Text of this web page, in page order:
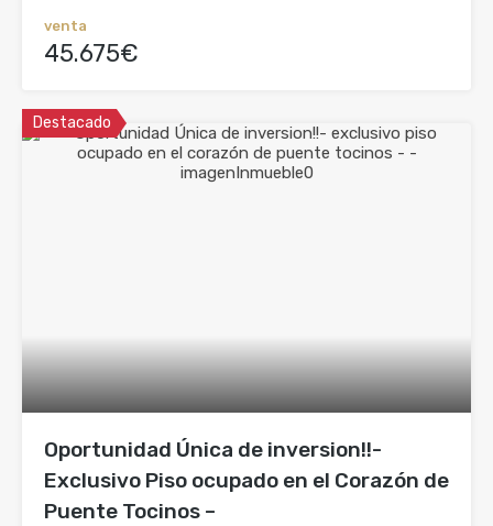
venta
45.675€
Destacado
Oportunidad Única de inversion!!-
Exclusivo Piso ocupado en el Corazón de
Puente Tocinos –